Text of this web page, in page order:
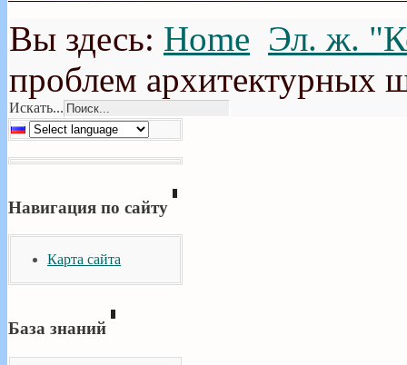
Вы здесь: Home Эл. ж.
проблем архитектурных
Искать...
Навигация по сайту
Карта сайта
База знаний